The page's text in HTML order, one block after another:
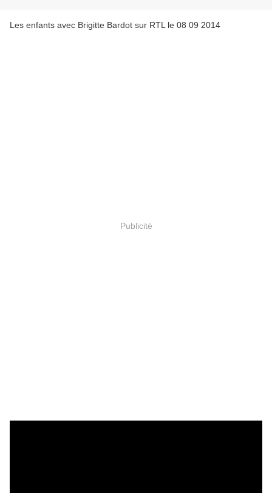
Les enfants avec Brigitte Bardot sur RTL le 08 09 2014
Publicité